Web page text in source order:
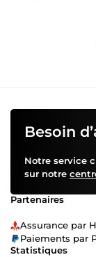
Besoin
Notre service
sur notre
Partenaires
Assurance par
Paiements par
Statistiques